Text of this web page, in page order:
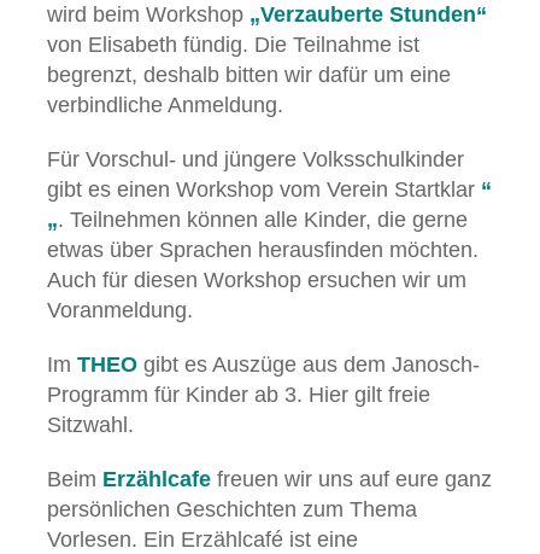
wird beim Workshop „Verzauberte Stunden“
von Elisabeth fündig. Die Teilnahme ist
begrenzt, deshalb bitten wir dafür um eine
verbindliche Anmeldung.
Für Vorschul- und jüngere Volksschulkinder
gibt es einen Workshop vom Verein Startklar “
„. Teilnehmen können alle Kinder, die gerne
etwas über Sprachen herausfinden möchten.
Auch für diesen Workshop ersuchen wir um
Voranmeldung.
Im THEO gibt es Auszüge aus dem Janosch-
Programm für Kinder ab 3. Hier gilt freie
Sitzwahl.
Beim Erzählcafe freuen wir uns auf eure ganz
persönlichen Geschichten zum Thema
Vorlesen. Ein Erzählcafé ist eine